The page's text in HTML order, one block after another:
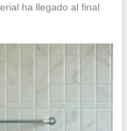
ha llegado al final